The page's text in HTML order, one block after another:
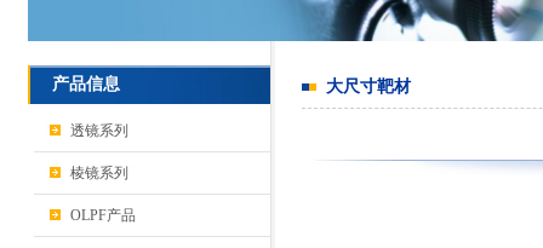
产品信息
透镜系列
棱镜系列
OLPF产品
大尺寸靶材